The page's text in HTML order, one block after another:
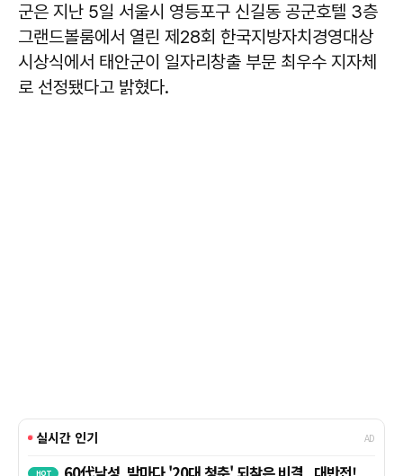
군은 지난 5일 서울시 영등포구 신길동 공군호텔 3층
그랜드볼룸에서 열린 제28회 한국지방자치경영대상
시상식에서 태안군이 일자리창출 부문 최우수 지자체
로 선정됐다고 밝혔다.